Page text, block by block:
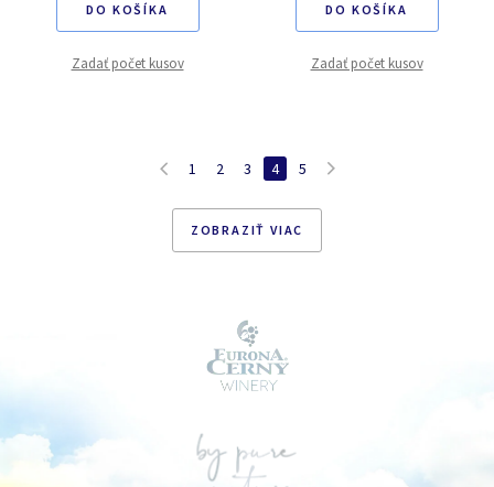
DO KOŠÍKA
Zadať počet kusov
DO KOŠÍKA
Zadať počet kusov
1 2 3 4 5
ZOBRAZIŤ VIAC